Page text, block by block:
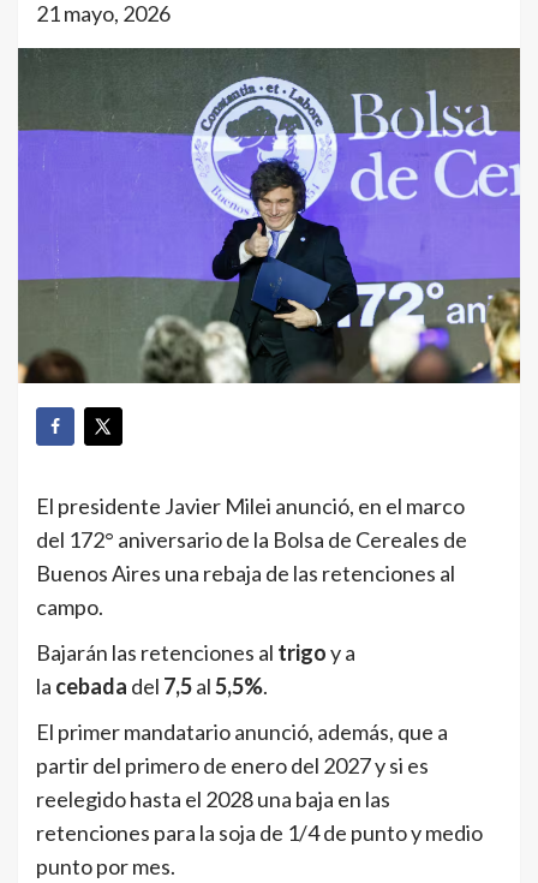
21 mayo, 2026
El presidente Javier Milei anunció, en el marco
del 172° aniversario de la Bolsa de Cereales de
Buenos Aires una rebaja de las retenciones al
campo.
Bajarán las retenciones al trigoy a
la cebada del 7,5al5,5%.
El primer mandatario anunció, además, que a
partir del primero de enero del 2027 y si es
reelegido hasta el 2028 una baja en las
retenciones para la soja de 1/4 de punto y medio
punto por mes.